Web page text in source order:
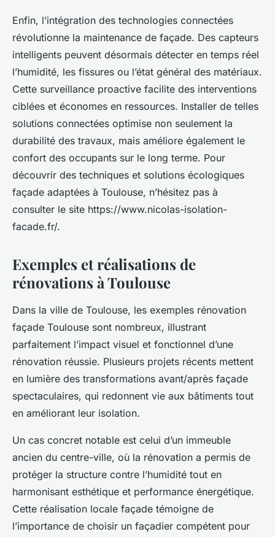
Enfin, l’intégration des technologies connectées
révolutionne la maintenance de façade. Des capteurs
intelligents peuvent désormais détecter en temps réel
l’humidité, les fissures ou l’état général des matériaux.
Cette surveillance proactive facilite des interventions
ciblées et économes en ressources. Installer de telles
solutions connectées optimise non seulement la
durabilité des travaux, mais améliore également le
confort des occupants sur le long terme. Pour
découvrir des techniques et solutions écologiques
façade adaptées à Toulouse, n’hésitez pas à
consulter le site https://www.nicolas-isolation-
facade.fr/.
Exemples et réalisations de
rénovations à Toulouse
Dans la ville de Toulouse, les exemples rénovation
façade Toulouse sont nombreux, illustrant
parfaitement l’impact visuel et fonctionnel d’une
rénovation réussie. Plusieurs projets récents mettent
en lumière des transformations avant/après façade
spectaculaires, qui redonnent vie aux bâtiments tout
en améliorant leur isolation.
Un cas concret notable est celui d’un immeuble
ancien du centre-ville, où la rénovation a permis de
protéger la structure contre l’humidité tout en
harmonisant esthétique et performance énergétique.
Cette réalisation locale façade témoigne de
l’importance de choisir un façadier compétent pour